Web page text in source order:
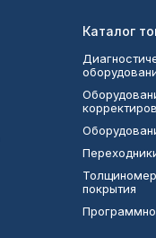
Каталог
покрытия